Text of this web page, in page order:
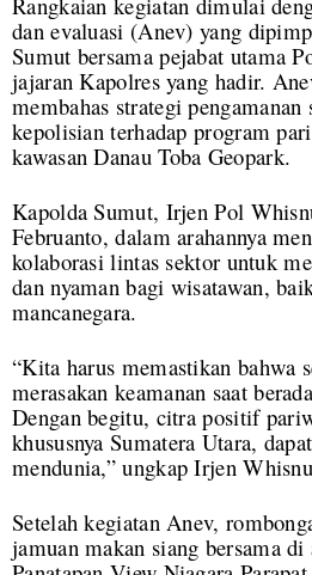
dan evaluasi (Anev) yang
Sumut bersama pejabat utama
jajaran Kapolres yang hadir.
membahas strategi pengamanan
kepolisian terhadap program
kawasan Danau Toba Geopark.
Kapolda Sumut, Irjen Pol
Februanto, dalam arahannya
kolaborasi lintas sektor untuk
dan nyaman bagi wisatawan,
mancanegara.
“Kita harus memastikan bahwa
merasakan keamanan saat
Dengan begitu, citra positif
khususnya Sumatera Utara,
mendunia,” ungkap Irjen
Setelah kegiatan Anev,
jamuan makan siang bersama di